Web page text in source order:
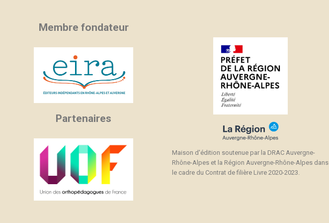
Membre fondateur
Partenaires
Maison d'édition soutenue par la DRAC Auvergne-
Rhône-Alpes et la Région Auvergne-Rhône-Alpes dans
le cadre du Contrat de filière Livre 2020-2023.